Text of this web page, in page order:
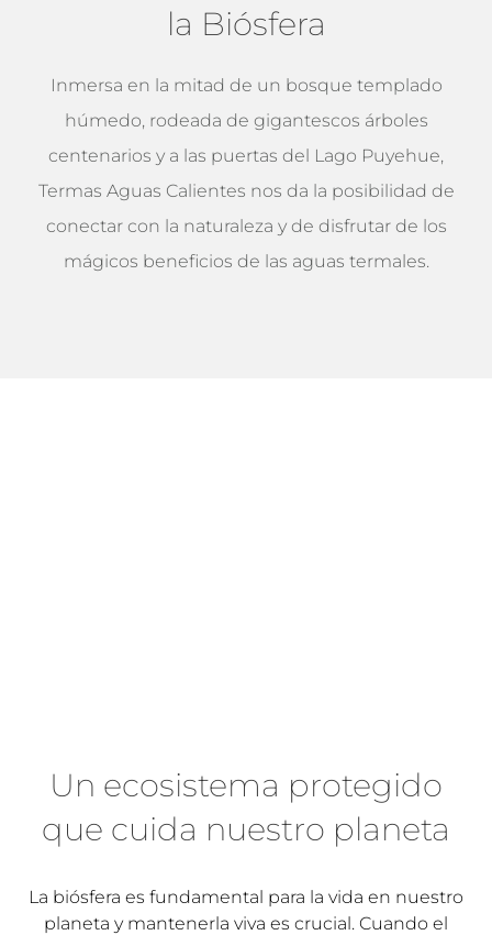
la Biósfera
Inmersa en la mitad de un bosque templado
húmedo, rodeada de gigantescos árboles
centenarios y a las puertas del Lago Puyehue,
Termas Aguas Calientes nos da la posibilidad de
conectar con la naturaleza y de disfrutar de los
mágicos beneficios de las aguas termales.
Un ecosistema protegido
que cuida nuestro planeta
La biósfera es fundamental para la vida en nuestro
planeta y mantenerla viva es crucial. Cuando el